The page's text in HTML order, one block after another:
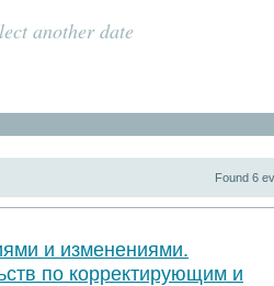
another date
Found 6
и изменениями.
по корректирующим и